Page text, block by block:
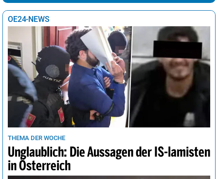
OE24-NEWS
THEMA DER WOCHE
Unglaublich: Die Aussagen der IS-lamisten
in Österreich